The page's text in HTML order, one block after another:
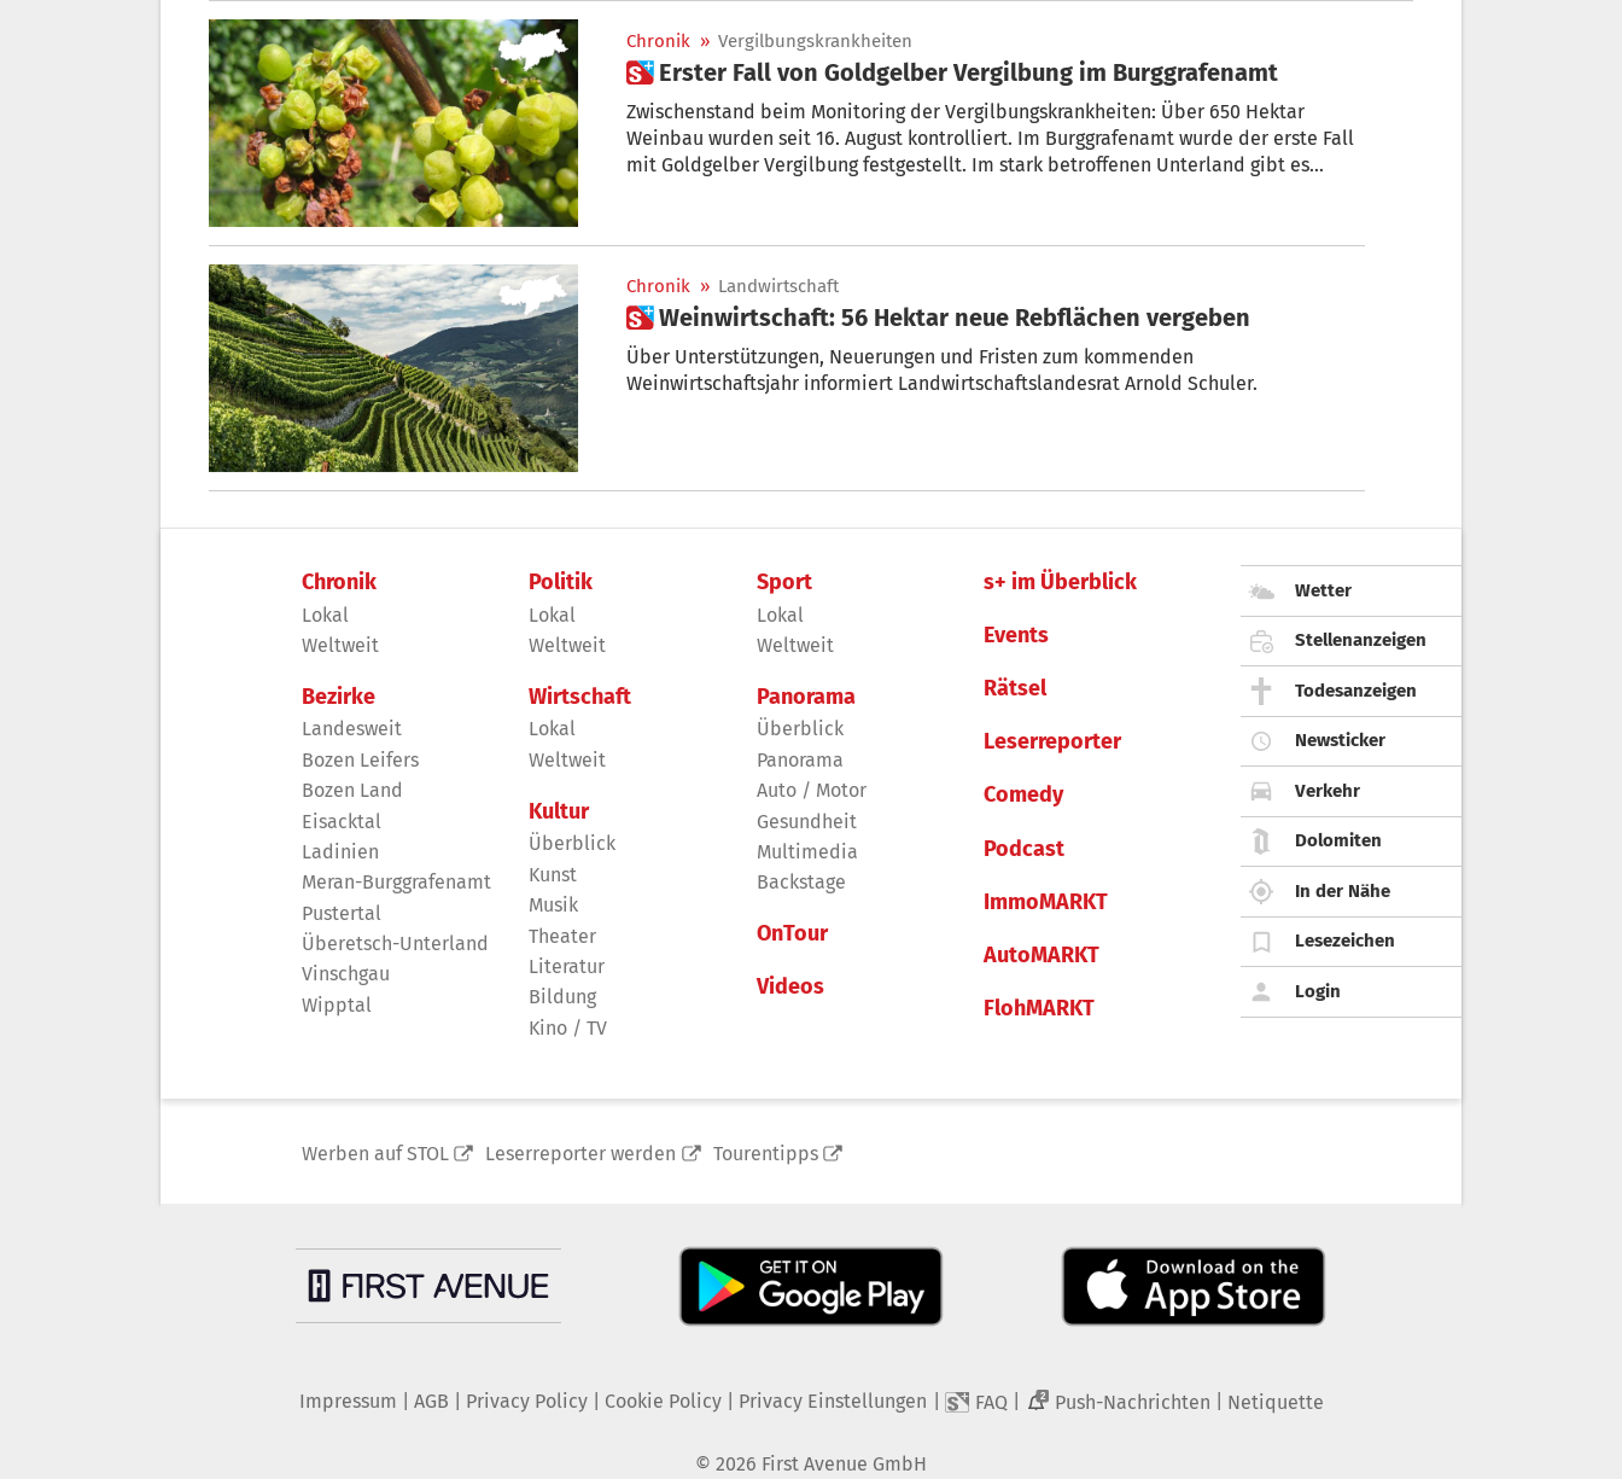
Chronik » Vergilbungskrankheiten
 Erster Fall von Goldgelber Vergilbung im Burggrafenamt
Zwischenstand beim Monitoring der Vergilbungskrankheiten: Über 650 Hektar
Weinbau wurden seit 16. August kontrolliert. Im Burggrafenamt wurde der erste Fall
mit Goldgelber Vergilbung festgestellt. Im stark betroffenen Unterland gibt es
Chronik » Landwirtschaft
 Weinwirtschaft: 56 Hektar neue Rebflächen vergeben
Über Unterstützungen, Neuerungen und Fristen zum kommenden
Weinwirtschaftsjahr informiert Landwirtschaftslandesrat Arnold Schuler.
Chronik
Lokal
Weltweit
Bezirke
Landesweit
Bozen Leifers
Bozen Land
Eisacktal
Ladinien
Meran-Burggrafenamt
Pustertal
Überetsch-Unterland
Vinschgau
Wipptal
Politik
Lokal
Weltweit
Wirtschaft
Lokal
Weltweit
Kultur
Überblick
Kunst
Musik
Theater
Literatur
Bildung
Kino / TV
Sport
Lokal
Weltweit
Panorama
Überblick
Panorama
Auto / Motor
Gesundheit
Multimedia
Backstage
OnTour
Videos
s+ im Überblick
Events
Rätsel
Leserreporter
Comedy
Podcast
ImmoMARKT
AutoMARKT
FlohMARKT
Wetter
Stellenanzeigen
Todesanzeigen
Newsticker
Verkehr
Dolomiten
In der Nähe
Lesezeichen
Login
Werben auf STOL Leserreporter werden Tourentipps
Impressum AGB Privacy Policy| Cookie Policy| Privacy Einstellungen FAQ 2 Push-Nachrichten Netiquette
© 2026 First Avenue GmbH